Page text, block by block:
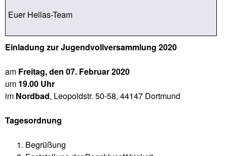
Euer Hellas-Team
Einladung zur Jugendvollversammlung 2020
am Freitag, den 07. Februar 2020
um 19.00 Uhr
im Nordbad, Leopoldstr. 50-58, 44147 Dortmund
Tagesordnung
Begrüßung